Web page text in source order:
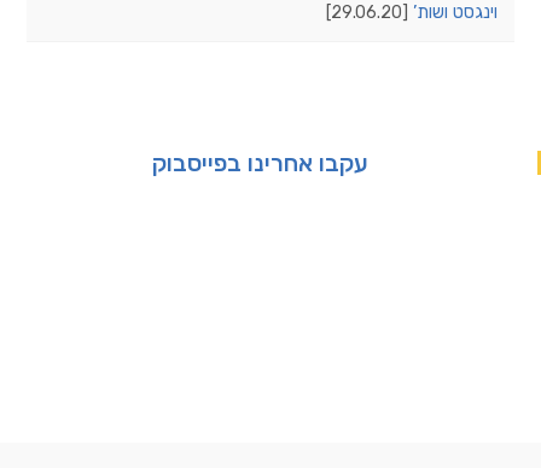
וינגסט ושות’ [29.06.20]
עקבו אחרינו בפייסבוק